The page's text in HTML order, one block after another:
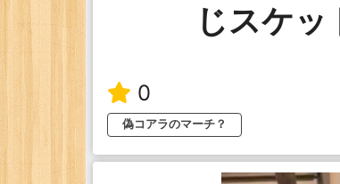
じスケ
0
偽コアラのマーチ？